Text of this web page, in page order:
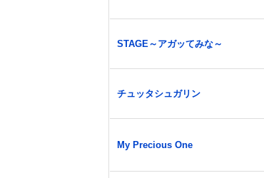
STAGE～アガッてみな～
チュッタシュガリン
My Precious One